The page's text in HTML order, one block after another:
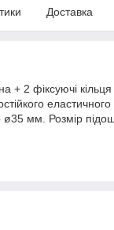
Доставка
+ 2 фіксуючі кільця
ø35 мм. Розмір